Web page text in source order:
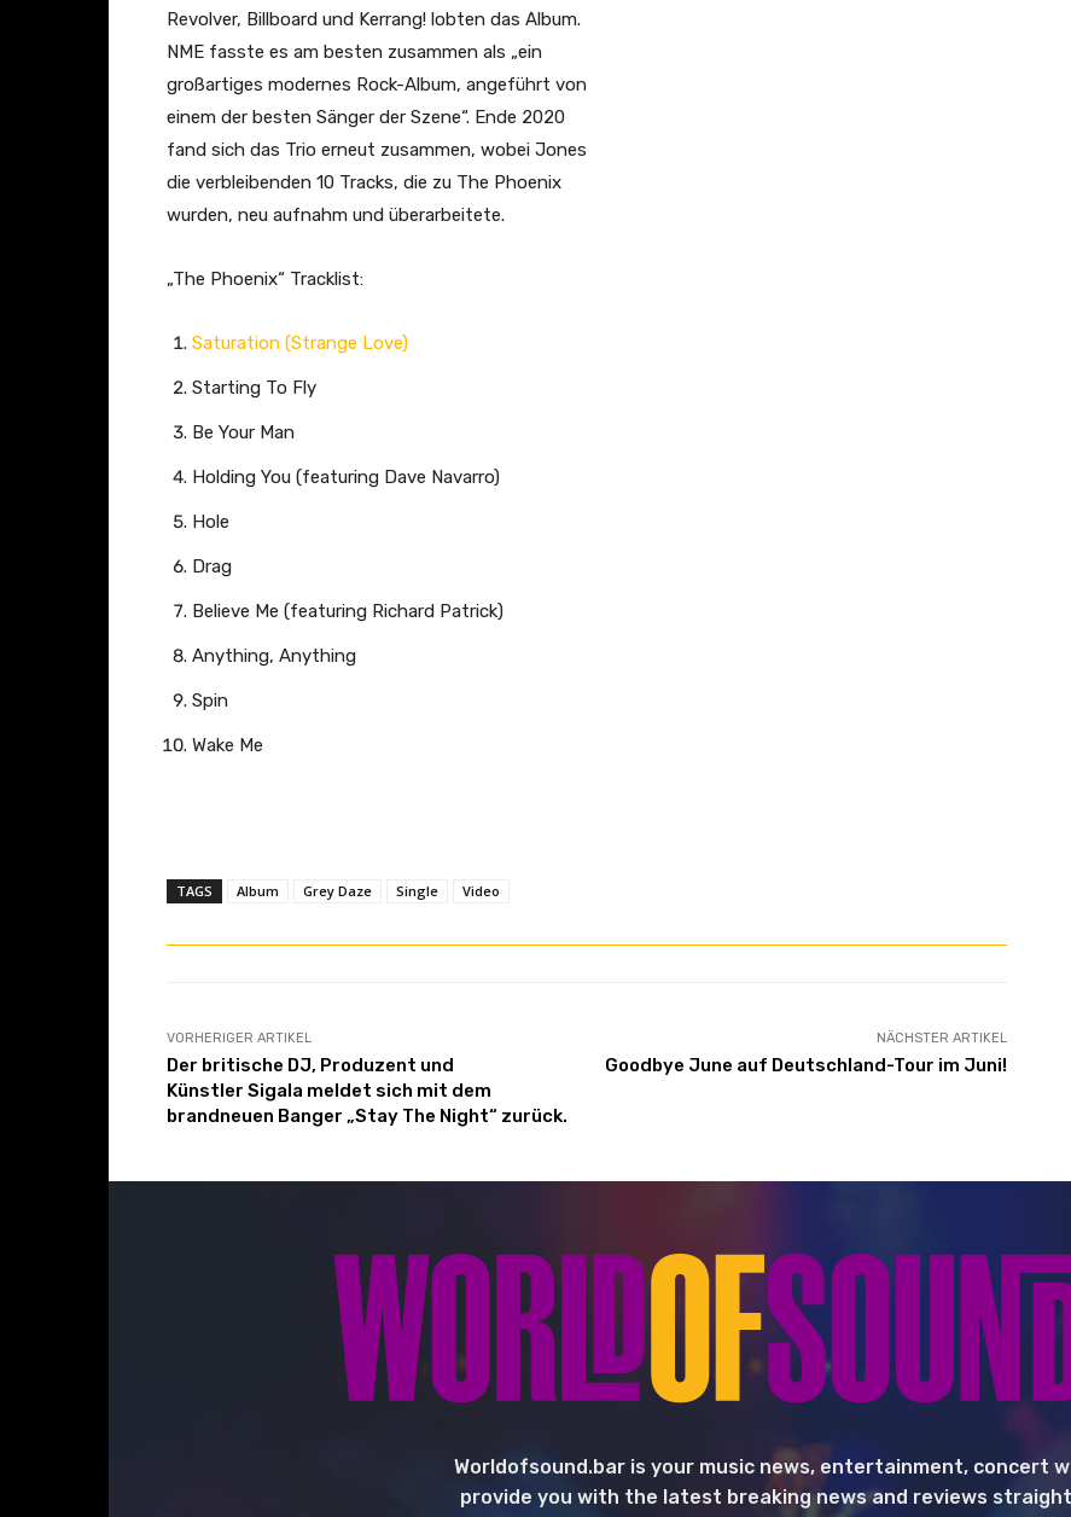
e
o
)
“
v
o
n
o
T
e
a
e
n
Revolver, Billboard und Kerrang! lobten das Album.
NME fasste es am besten zusammen als „ein
großartiges modernes Rock-Album, angeführt von
einem der besten Sänger der Szene“. Ende 2020
fand sich das Trio erneut zusammen, wobei Jones
die verbleibenden 10 Tracks, die zu The Phoenix
wurden, neu aufnahm und überarbeitete.
„The Phoenix“ Tracklist:
Saturation (Strange Love)
Starting To Fly
Be Your Man
Holding You (featuring Dave Navarro)
Hole
Drag
Believe Me (featuring Richard Patrick)
Anything, Anything
Spin
Wake Me
TAGS Album Grey Daze Single Video
VORHERIGER ARTIKEL
Der britische DJ, Produzent und
Künstler Sigala meldet sich mit dem
brandneuen Banger „Stay The Night“ zurück.
NÄCHSTER ARTIKEL
Goodbye June auf Deutschland-Tour im Juni!
Worldofsound.bar is your music news, entertainment, concert
provide you with the latest breaking news and reviews